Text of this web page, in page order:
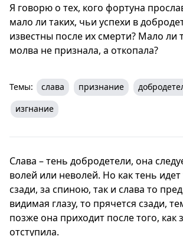
Я говорю о тех, кого фортуна
мало ли таких, чьи успехи в
известны после их смерти? Мало ли
молва не признала, а откопала?
Темы: слава признание
изгнание
Слава – тень добродетели, она
волей или неволей. Но как тень
сзади, за спиною, так и слава то
видимая глазу, то прячется сзади,
позже она приходит после того, как
отступила.